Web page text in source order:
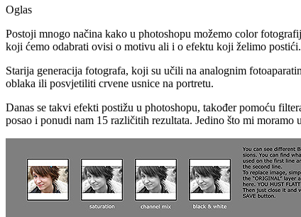
Oglas
Postoji mnogo načina kako u photoshopu možemo color
koji ćemo odabrati ovisi o motivu ali i o efektu koji želimo postići.
Starija generacija fotografa, koji su učili na analognim
oblaka ili posvjetiliti crvene usnice na portretu.
Danas se takvi efekti postižu u photoshopu, također pomoću
posao i ponudi nam 15 različitih rezultata. Jedino što mi